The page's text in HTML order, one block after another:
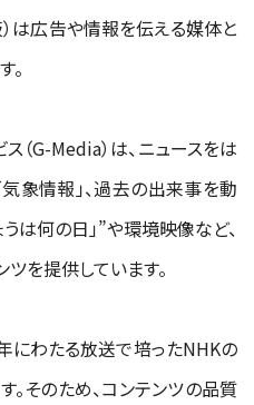
は広告や情報を伝える媒体と
。
（G-Media）は、ニュースをは
象情報」、過去の出来事を動
は何の日」”や環境映像など、
を提供しています。
にわたる放送で培ったNHKの
。そのため、コンテンツの品質